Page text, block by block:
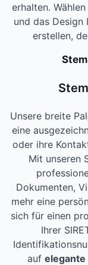
erhalten.
und das Design
erstellen,
Unsere breite
eine
oder ihre
Mit unseren
Dokumenten,
mehr eine
sich für einen
Ihrer
auf